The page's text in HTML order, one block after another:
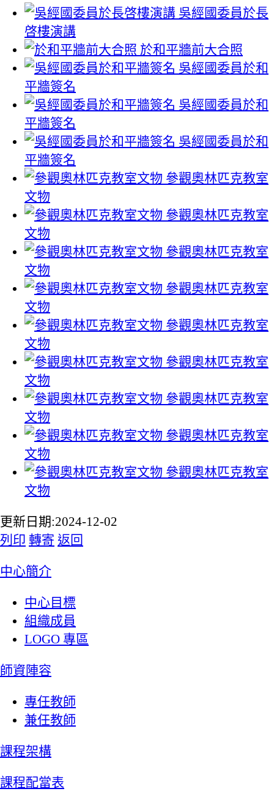
吳經國委員於長
啓樓演講
於和平牆前大合照
吳經國委員於和
平牆簽名
吳經國委員於和
平牆簽名
吳經國委員於和
平牆簽名
參觀奧林匹克教室
文物
參觀奧林匹克教室
文物
參觀奧林匹克教室
文物
參觀奧林匹克教室
文物
參觀奧林匹克教室
文物
參觀奧林匹克教室
文物
參觀奧林匹克教室
文物
參觀奧林匹克教室
文物
參觀奧林匹克教室
文物
更新日期:2024-12-02
列印 轉寄 返回
中心簡介
中心目標
組織成員
LOGO 專區
師資陣容
專任教師
兼任教師
課程架構
課程配當表